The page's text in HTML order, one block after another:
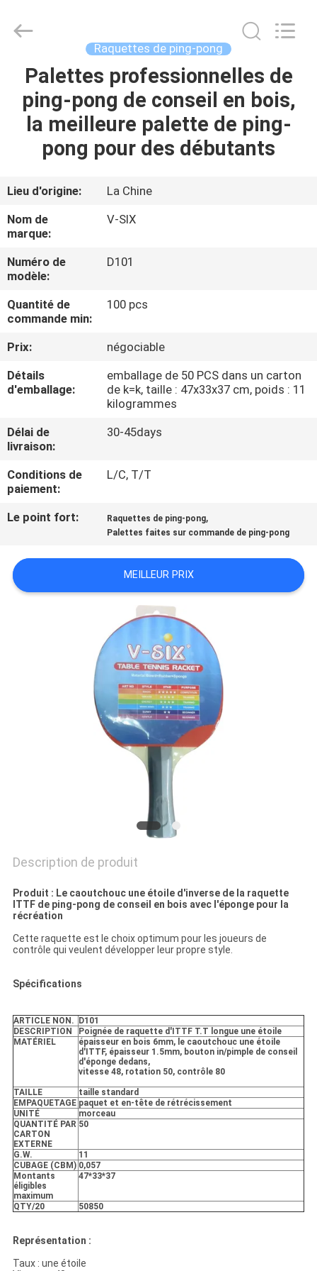
LA
MAISON
À
PROPOS
DE
NOUS
DE
L'USINE
CONTRÔLE
DE
LA
QUALITÉ
CONTACTER
Dunya
Sports
Reserved.
Raquettes de ping-pong
Palettes professionnelles de
ping-pong de conseil en bois,
la meilleure palette de ping-
pong pour des débutants
Lieu d'origine:
La Chine
Nom de
marque:
V-SIX
Numéro de
modèle:
D101
Quantité de
commande min:
100 pcs
Prix:
négociable
Détails
d'emballage:
emballage de 50 PCS dans un carton
de k=k, taille : 47x33x37 cm, poids : 11
kilogrammes
Délai de
livraison:
30-45days
Conditions de
paiement:
L/C, T/T
Le point fort: Raquettes de ping-pong,
Palettes faites sur commande de ping-pong
MEILLEUR PRIX
Description de produit
Produit : Le caoutchouc une étoile d'inverse de la raquette
ITTF de ping-pong de conseil en bois avec l'éponge pour la
récréation
Cette raquette est le choix optimum pour les joueurs de
contrôle qui veulent développer leur propre style.
Spécifications
ARTICLE NON.
D101
DESCRIPTION
Poignée de raquette d'ITTF T.T longue une étoile
MATÉRIEL
épaisseur en bois 6mm, le caoutchouc une étoile
d'ITTF, épaisseur 1.5mm, bouton in/pimple de conseil
d'éponge dedans,
vitesse 48, rotation 50, contrôle 80
TAILLE
taille standard
EMPAQUETAGE paquet et en-tête de rétrécissement
UNITÉ
morceau
QUANTITÉ PAR
CARTON
EXTERNE
50
G.W.
11
CUBAGE (CBM) 0,057
Montants
éligibles
maximum
47*33*37
QTY/20 50850
Représentation :
Taux : une étoile